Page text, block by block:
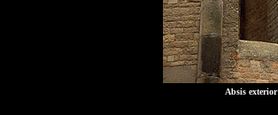
Absis exterior